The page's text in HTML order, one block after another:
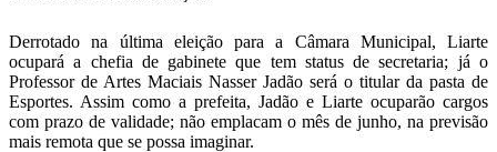
Derrotado na última eleição para a Câmara Municipal, Liarte
ocupará a chefia de gabinete que tem status de secretaria; já o
Professor de Artes Maciais Nasser Jadão será o titular da pasta de
Esportes. Assim como a prefeita, Jadão e Liarte ocuparão cargos
com prazo de validade; não emplacam o mês de junho, na previsão
mais remota que se possa imaginar.